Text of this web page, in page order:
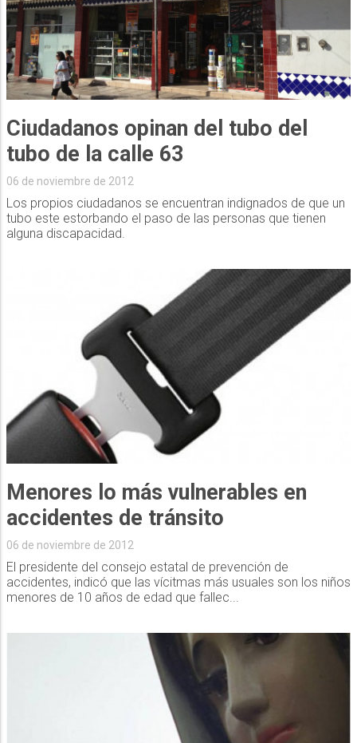
Ciudadanos opinan del tubo del
tubo de la calle 63
06 de noviembre de 2012
Los propios ciudadanos se encuentran indignados de que un
tubo este estorbando el paso de las personas que tienen
alguna discapacidad.
Menores lo más vulnerables en
accidentes de tránsito
06 de noviembre de 2012
El presidente del consejo estatal de prevención de
accidentes, indicó que las vícitmas más usuales son los niños
menores de 10 años de edad que fallec...